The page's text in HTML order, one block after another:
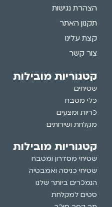
הצהרת נגישות
תקנון האתר
קצת עלינו
צור קשר
קטגוריות מובילות
שטיחים
כלי מטבח
כריות ומצעים
מקלחת ושירותים
קטגוריות מובילות
שטיחי מסדרון ומטבח
שטיחי כניסה ואמבטיה
הנמכרים ביותר שלנו
סטים למקלחת